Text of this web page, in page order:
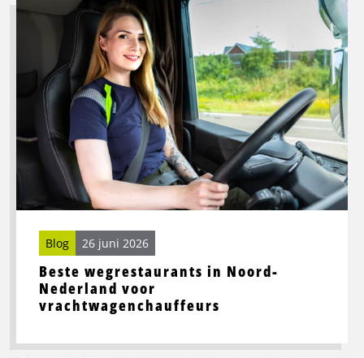
Beste wegrestaurants in Noord-
Nederland voor
vrachtwagenchauffeurs
Blog 26 juni 2026
Lees
Beste
wegrestaurants
Noord-
Nederland
voor
vrachtwagenchauffeurs